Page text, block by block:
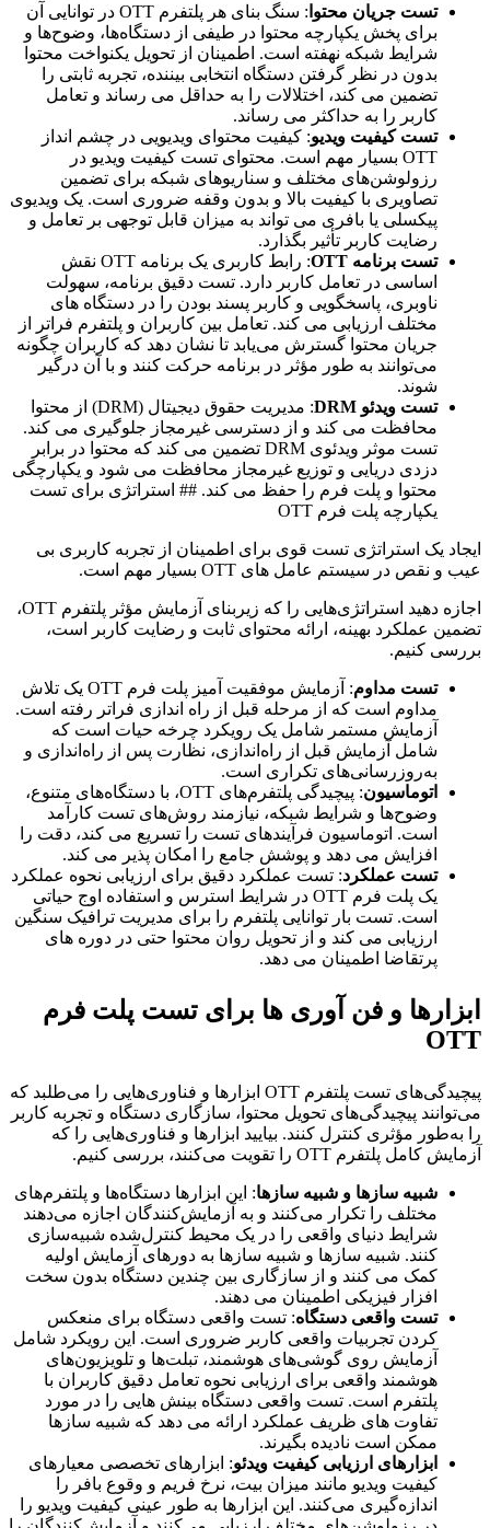
تست جریان محتوا
: سنگ بنای هر پلتفرم OTT در توانایی آن
برای پخش یکپارچه محتوا در طیفی از دستگاه‌ها، وضوح‌ها و
شرایط شبکه نهفته است. اطمینان از تحویل یکنواخت محتوا
بدون در نظر گرفتن دستگاه انتخابی بیننده، تجربه ثابتی را
تضمین می کند، اختلالات را به حداقل می رساند و تعامل
کاربر را به حداکثر می رساند.
تست کیفیت ویدیو: کیفیت محتوای ویدیویی در چشم انداز
OTT بسیار مهم است. محتوای تست کیفیت ویدیو در
رزولوشن‌های مختلف و سناریوهای شبکه برای تضمین
تصاویری با کیفیت بالا و بدون وقفه ضروری است. یک ویدیوی
پیکسلی یا بافری می تواند به میزان قابل توجهی بر تعامل و
رضایت کاربر تأثیر بگذارد.
تست برنامه OTT
: رابط کاربری یک برنامه OTT نقش
اساسی در تعامل کاربر دارد. تست دقیق برنامه، سهولت
ناوبری، پاسخگویی و کاربر پسند بودن را در دستگاه های
مختلف ارزیابی می کند. تعامل بین کاربران و پلتفرم فراتر از
جریان محتوا گسترش می‌یابد تا نشان دهد که کاربران چگونه
می‌توانند به طور مؤثر در برنامه حرکت کنند و با آن درگیر
شوند.
تست ویدئو DRM
: مدیریت حقوق دیجیتال (DRM) از محتوا
محافظت می کند و از دسترسی غیرمجاز جلوگیری می کند.
تست موثر ویدئوی DRM تضمین می کند که محتوا در برابر
دزدی دریایی و توزیع غیرمجاز محافظت می شود و یکپارچگی
محتوا و پلت فرم را حفظ می کند. ## استراتژی برای تست
یکپارچه پلت فرم OTT
ایجاد یک استراتژی تست قوی برای اطمینان از تجربه کاربری بی
عیب و نقص در سیستم عامل های OTT بسیار مهم است.
اجازه دهید استراتژی‌هایی را که زیربنای آزمایش مؤثر پلتفرم OTT،
تضمین عملکرد بهینه، ارائه محتوای ثابت و رضایت کاربر است،
بررسی کنیم.
تست مداوم
: آزمایش موفقیت آمیز پلت فرم OTT یک تلاش
مداوم است که از مرحله قبل از راه اندازی فراتر رفته است.
آزمایش مستمر شامل یک رویکرد چرخه حیات است که
شامل آزمایش قبل از راه‌اندازی، نظارت پس از راه‌اندازی و
به‌روزرسانی‌های تکراری است.
اتوماسیون
: پیچیدگی پلتفرم‌های OTT، با دستگاه‌های متنوع،
وضوح‌ها و شرایط شبکه، نیازمند روش‌های تست کارآمد
است. اتوماسیون فرآیندهای تست را تسریع می کند، دقت را
افزایش می دهد و پوشش جامع را امکان پذیر می کند.
تست عملکرد: تست عملکرد دقیق برای ارزیابی نحوه عملکرد
یک پلت فرم OTT در شرایط استرس و استفاده اوج حیاتی
است. تست بار توانایی پلتفرم را برای مدیریت ترافیک سنگین
ارزیابی می کند و از تحویل روان محتوا حتی در دوره های
پرتقاضا اطمینان می دهد.
ابزارها و فن آوری ها برای تست پلت فرم
OTT
پیچیدگی‌های تست پلتفرم OTT ابزارها و فناوری‌هایی را می‌طلبد که
می‌توانند پیچیدگی‌های تحویل محتوا، سازگاری دستگاه و تجربه کاربر
را به‌طور مؤثری کنترل کنند. بیایید ابزارها و فناوری‌هایی را که
آزمایش کامل پلتفرم OTT را تقویت می‌کنند، بررسی کنیم.
شبیه سازها و شبیه سازها: این ابزارها دستگاه‌ها و پلتفرم‌های
مختلف را تکرار می‌کنند و به آزمایش‌کنندگان اجازه می‌دهند
شرایط دنیای واقعی را در یک محیط کنترل‌شده شبیه‌سازی
کنند. شبیه سازها و شبیه سازها به دورهای آزمایش اولیه
کمک می کنند و از سازگاری بین چندین دستگاه بدون سخت
افزار فیزیکی اطمینان می دهند.
تست واقعی دستگاه: تست واقعی دستگاه برای منعکس
کردن تجربیات واقعی کاربر ضروری است. این رویکرد شامل
آزمایش روی گوشی‌های هوشمند، تبلت‌ها و تلویزیون‌های
هوشمند واقعی برای ارزیابی نحوه تعامل دقیق کاربران با
پلتفرم است. تست واقعی دستگاه بینش هایی را در مورد
تفاوت های ظریف عملکرد ارائه می دهد که شبیه سازها
ممکن است نادیده بگیرند.
ابزارهای ارزیابی کیفیت ویدئو: ابزارهای تخصصی معیارهای
کیفیت ویدیو مانند میزان بیت، نرخ فریم و وقوع بافر را
اندازه‌گیری می‌کنند. این ابزارها به طور عینی کیفیت ویدیو را